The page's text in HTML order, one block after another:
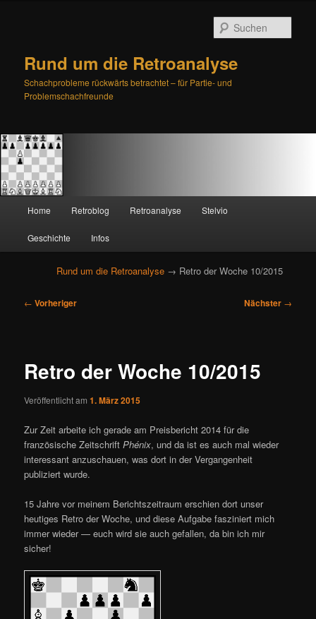
Rund um die Retroanalyse
Schachprobleme rückwärts betrachtet – für Partie- und
Problemschachfreunde
Zum
primären
Inhalt
springen
Zum
sekundären
Inhalt
springen
Home Retroblog Retroanalyse Stelvio
Geschichte Infos
Rund um die Retroanalyse → Retro der Woche 10/2015
B
a
s
a
v
i
g
t
i
o
n
← Vorheriger Nächster →
Retro der Woche 10/2015
Veröffentlicht am1. März 2015
Zur Zeit arbeite ich gerade am Preisbericht 2014 für die
französische ZeitschriftPhénix, und da ist es auch mal wieder
interessant anzuschauen, was dort in der Vergangenheit
publiziert wurde.
15 Jahre vor meinem Berichtszeitraum erschien dort unser
heutiges Retro der Woche, und diese Aufgabe fasziniert mich
immer wieder — euch wird sie auch gefallen, da bin ich mir
sicher!